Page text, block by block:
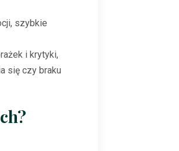
szybkie
i krytyki,
się czy braku